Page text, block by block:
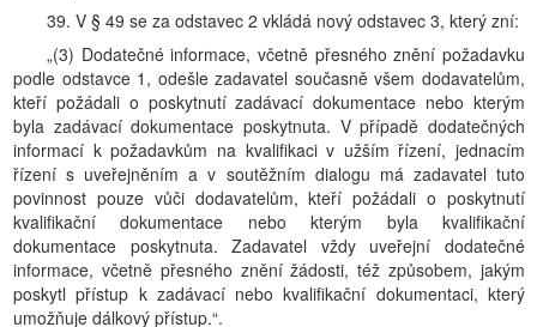
39. V § 49 se za odstavec 2 vkládá nový odstavec 3, který zní:
„(3) Dodatečné informace, včetně přesného znění požadavku
podle odstavce 1, odešle zadavatel současně všem dodavatelům,
kteří požádali o poskytnutí zadávací dokumentace nebo kterým
byla zadávací dokumentace poskytnuta. V případě dodatečných
informací k požadavkům na kvalifikaci v užším řízení, jednacím
řízení s uveřejněním a v soutěžním dialogu má zadavatel tuto
povinnost pouze vůči dodavatelům, kteří požádali o poskytnutí
kvalifikační dokumentace nebo kterým byla kvalifikační
dokumentace poskytnuta. Zadavatel vždy uveřejní dodatečné
informace, včetně přesného znění žádosti, též způsobem, jakým
poskytl přístup k zadávací nebo kvalifikační dokumentaci, který
umožňuje dálkový přístup.“.